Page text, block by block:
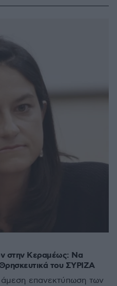
στην Κεραμέως: Να
του ΣΥΡΙΖΑ
επανεκτύπωση των